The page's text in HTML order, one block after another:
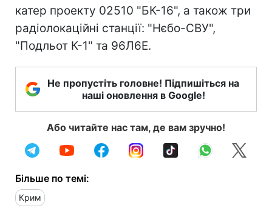
катер проекту 02510 "БК-16", а також три
радіолокаційні станції: "Нєбо-СВУ",
"Подльот К-1" та 96Л6Е.
Не пропустіть головне! Підпишіться на
наші оновлення в Google!
Або читайте нас там, де вам зручно!
Більше по темі:
Крим